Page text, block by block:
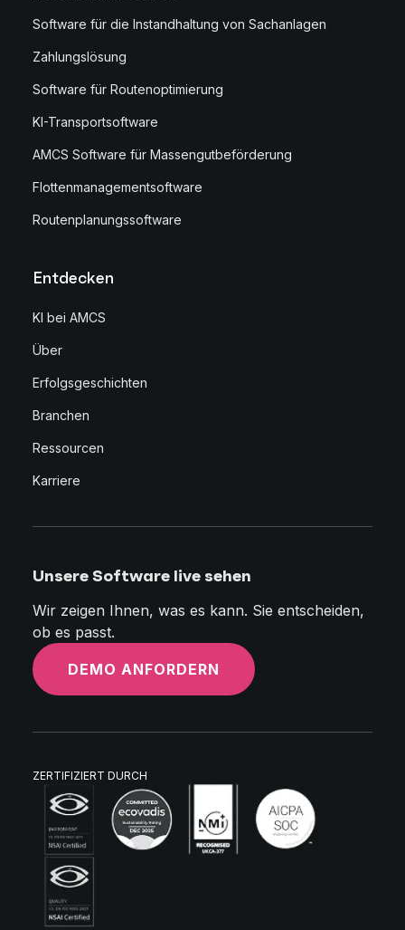
Software für die Instandhaltung von Sachanlagen
Zahlungslösung
Software für Routenoptimierung
KI-Transportsoftware
AMCS Software für Massengutbeförderung
Flottenmanagementsoftware
Routenplanungssoftware
Entdecken
KI bei AMCS
Über
Erfolgsgeschichten
Branchen
Ressourcen
Karriere
Unsere Software live sehen
Wir zeigen Ihnen, was es kann. Sie entscheiden,
ob es passt.
DEMO ANFORDERN
ZERTIFIZIERT DURCH